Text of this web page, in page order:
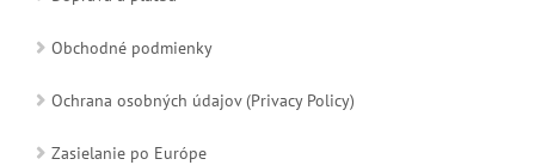
Obchodné podmienky
Ochrana osobných údajov (Privacy Policy)
Zasielanie po Európe